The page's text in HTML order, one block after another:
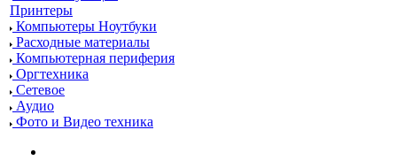
Принтеры
Компьютеры Ноутбуки
Расходные материалы
Компьютерная периферия
Оргтехника
Сетевое
Аудио
Фото и Видео техника